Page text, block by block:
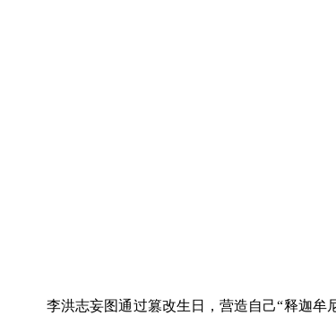
李洪志妄图通过篡改生日，营造自己“释迦牟